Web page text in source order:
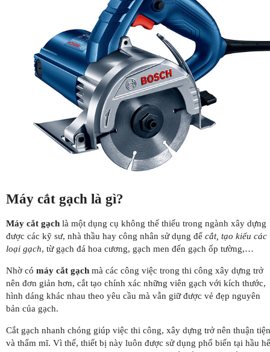
Máy cắt gạch là gì?
Máy cắt gạch là một dụng cụ không thể thiếu trong ngành xây dựng
được các kỹ sư, nhà thầu hay công nhân sử dụng để cắt, tạo kiểu các
loại gạch, từ gạch đá hoa cương, gạch men đến gạch ốp tường,…
Nhờ có máy cắt gạch mà các công việc trong thi công xây dựng trở
nên đơn giản hơn, cắt tạo chính xác những viên gạch với kích thước,
hình dáng khác nhau theo yêu cầu mà vẫn giữ được vẻ đẹp nguyên
bản của gạch.
Cắt gạch nhanh chóng giúp việc thi công, xây dựng trở nên thuận tiện
và thẩm mĩ. Vì thế, thiết bị này luôn được sử dụng phổ biến tại hầu